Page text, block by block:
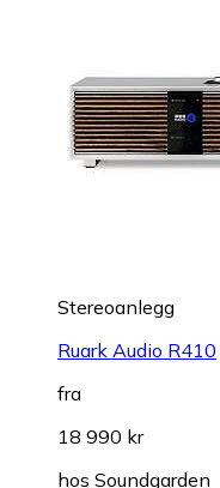
Stereoanlegg
Ruark Audio R410
fra
18 990 kr
hos Soundgarden